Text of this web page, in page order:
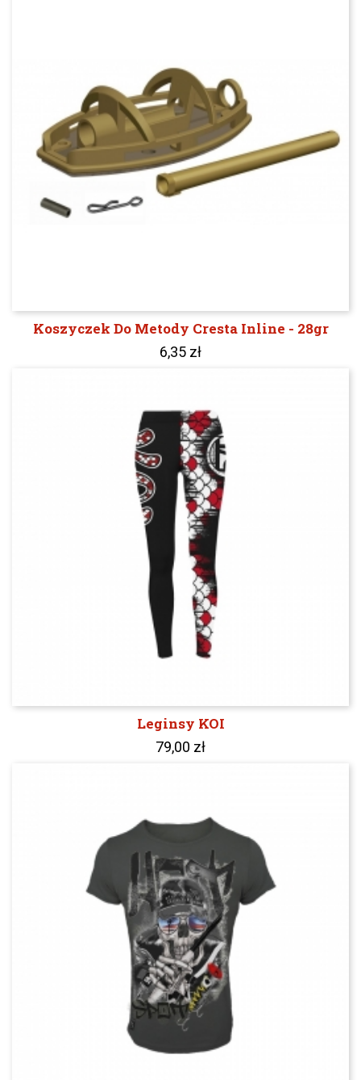
Koszyczek Do Metody Cresta Inline - 28gr
6,35 zł
Leginsy KOI
79,00 zł